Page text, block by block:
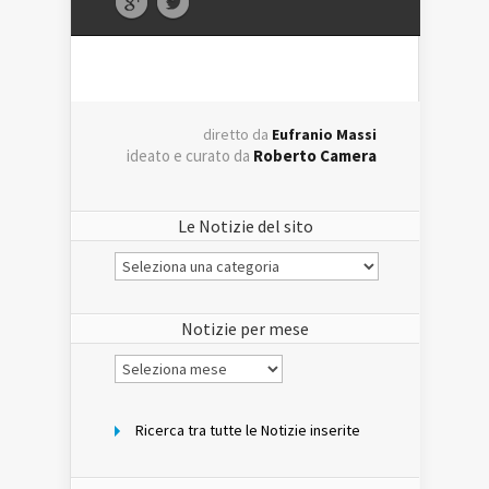
diretto da Eufranio Massi
ideato e curato da Roberto Camera
Le Notizie del sito
Le
Notizie
Notizie per mese
Notizie
per
Ricerca tra tutte le Notizie inserite